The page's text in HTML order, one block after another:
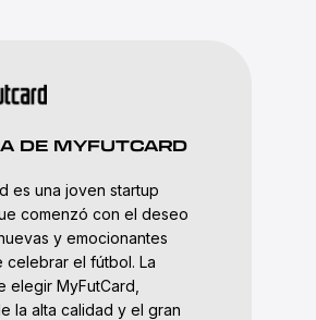
DE MYFUTCARD
es una joven startup
comenzó con el deseo
y emocionantes
celebrar el fútbol. La
elegir MyFutCard,
la alta calidad y el gran